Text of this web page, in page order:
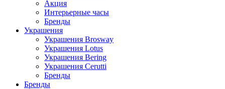
Акция
Интерьерные часы
Бренды
Украшения
Украшения Brosway
Украшения Lotus
Украшения Bering
Украшения Cerutti
Бренды
Бренды